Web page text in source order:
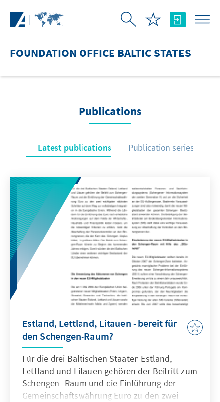
FOUNDATION OFFICE BALTIC STATES
Publications
Latest publications Publication series
Estland, Lettland, Litauen - bereit für
den Schengen-Raum?
Für die drei Baltischen Staaten Estland,
Lettland und Litauen gehören der Beitritt zum
Schengen- Raum und die Einführung der
Gemeinschaftswährung Euro zu den zwei